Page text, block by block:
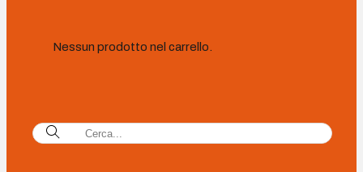
Nessun prodotto nel carrello.